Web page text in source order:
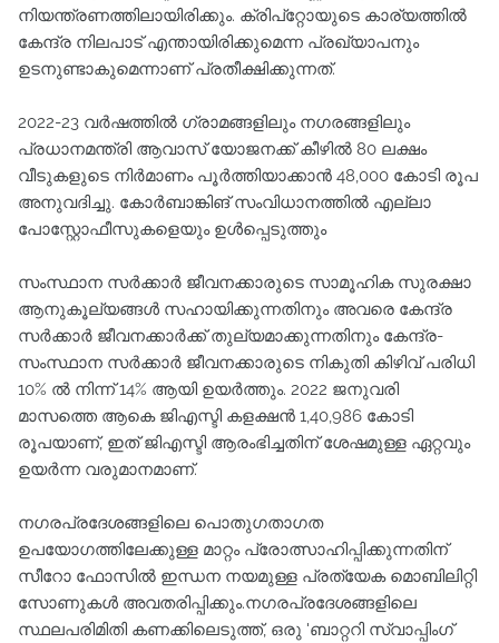
നിയന്ത്രണത്തിലായിരിക്കും. ക്രിപ്റ്റോയുടെ കാര്യത്തില്‍
കേന്ദ്ര നിലപാട് എന്തായിരിക്കുമെന്ന പ്രഖ്യാപനും
ഉടനുണ്ടാകുമെന്നാണ് പ്രതീക്ഷിക്കുന്നത്.
2022-23 വര്‍ഷത്തില്‍ ഗ്രാമങ്ങളിലും നഗരങ്ങളിലും
പ്രധാനമന്ത്രി ആവാസ് യോജനക്ക് കീഴില്‍ 80 ലക്ഷം
വീടുകളുടെ നിര്‍മാണം പൂര്‍ത്തിയാക്കാന്‍ 48,000 കോടി രൂപ
അനുവദിച്ചു. കോര്‍ബാങ്കിങ് സംവിധാനത്തില്‍ എല്ലാ
പോസ്റ്റോഫീസുകളെയും ഉള്‍പ്പെടുത്തും
സംസ്ഥാന സര്‍ക്കാര്‍ ജീവനക്കാരുടെ സാമൂഹിക സുരക്ഷാ
ആനുകൂല്യങ്ങള്‍ സഹായിക്കുന്നതിനും അവരെ കേന്ദ്ര
സര്‍ക്കാര്‍ ജീവനക്കാര്‍ക്ക് തുല്യമാക്കുന്നതിനും കേന്ദ്ര-
സംസ്ഥാന സര്‍ക്കാര്‍ ജീവനക്കാരുടെ നികുതി കിഴിവ് പരിധി
10% ല്‍ നിന്ന് 14% ആയി ഉയര്‍ത്തും. 2022 ജനുവരി
മാസത്തെ ആകെ ജിഎസ്ടി കളക്ഷന്‍ 1,40,986 കോടി
രൂപയാണ്, ഇത് ജിഎസ്ടി ആരംഭിച്ചതിന് ശേഷമുള്ള ഏറ്റവും
ഉയര്‍ന്ന വരുമാനമാണ്.
നഗരപ്രദേശങ്ങളിലെ പൊതുഗതാഗത
ഉപയോഗത്തിലേക്കുള്ള മാറ്റം പ്രോത്സാഹിപ്പിക്കുന്നതിന്
സീറോ ഫോസില്‍ ഇന്ധന നയമുള്ള പ്രത്യേക മൊബിലിറ്റി
സോണുകള്‍ അവതരിപ്പിക്കും.നഗരപ്രദേശങ്ങളിലെ
സ്ഥലപരിമിതി കണക്കിലെടുത്ത്, ഒരു 'ബാറ്ററി സ്വാപ്പിംഗ്